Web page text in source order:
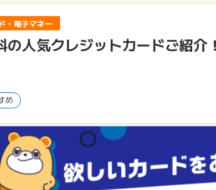
・電子マネー
の人気クレジットカードご紹介！
め